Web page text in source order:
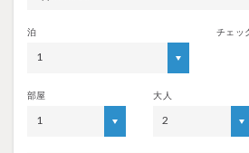
泊
1
チェッ
部屋
1
大人
2